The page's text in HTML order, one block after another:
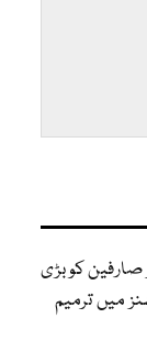
صارفین کو بڑی
میں ترمیم